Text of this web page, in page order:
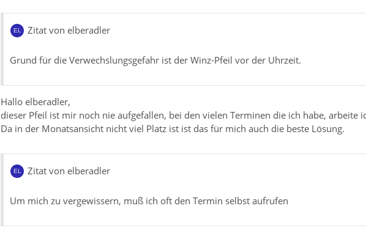
Zitat von elberadler
Grund für die Verwechslungsgefahr ist der Winz-Pfeil vor der Uhrzeit.
Hallo elberadler,
dieser Pfeil ist mir noch nie aufgefallen, bei den vielen Terminen die ich habe, arbeite
Da in der Monatsansicht nicht viel Platz ist ist das für mich auch die beste Lösung.
Zitat von elberadler
Um mich zu vergewissern, muß ich oft den Termin selbst aufrufen